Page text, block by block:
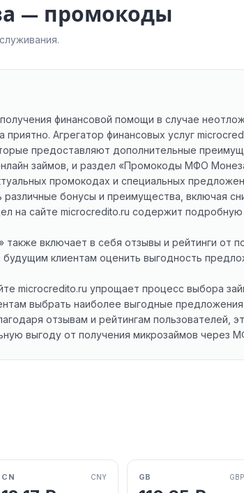
— промокоды
финансовой помощи в случае
приятно. Агрегатор финансовых услуг
предоставляют дополнительные
займов, и раздел «Промокоды МФО
промокодах и специальных
бонусы и преимущества, включая
на сайте microcredito.ru содержит
включает в себя отзывы и рейтинги от
клиентам оценить выгодность
microcredito.ru упрощает процесс выбора
выбрать наиболее выгодные
отзывам и рейтингам пользователей,
выгоду от получения микрозаймов через
CN CNY GB GBP